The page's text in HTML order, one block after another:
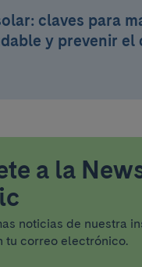
claves para
y prevenir el
a la
noticias de nuestra
tu correo electrónico.